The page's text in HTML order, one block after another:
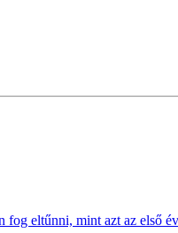
fog eltűnni, mint azt az első